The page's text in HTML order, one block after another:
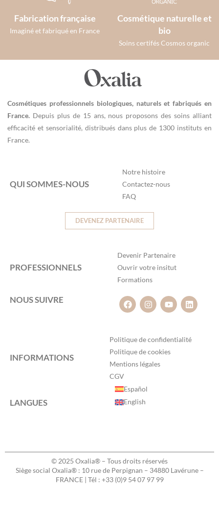
Fabrication française
Imaginé et fabriqué en France
Cosmétique naturelle et
bio
Soins certifés Cosmos organic
Cosmétiques professionnels biologiques, naturels et fabriqués en
France. Depuis plus de 15 ans, nous proposons des soins alliant
efficacité et sensorialité, distribués dans plus de 1300 instituts en
France.
QUI SOMMES-NOUS
Notre histoire
Contactez-nous
FAQ
DEVENEZ PARTENAIRE
PROFESSIONNELS
Devenir Partenaire
Ouvrir votre insitut
Formations
NOUS SUIVRE
INFORMATIONS
Politique de confidentialité
Politique de cookies
Mentions légales
CGV
LANGUES
Español
English
© 2025 Oxalia® – Tous droits réservés
Siège social Oxalia® : 10 rue de Perpignan – 34880 Lavérune –
FRANCE | Tél : +33 (0)9 54 07 97 99